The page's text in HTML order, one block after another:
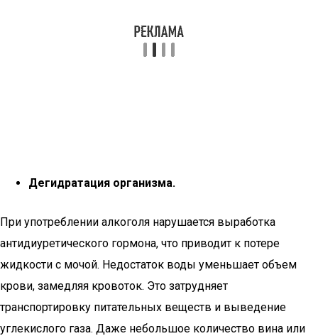
Дегидратация организма.
При употреблении алкоголя нарушается выработка
антидиуретического гормона, что приводит к потере
жидкости с мочой. Недостаток воды уменьшает объем
крови, замедляя кровоток. Это затрудняет
транспортировку питательных веществ и выведение
углекислого газа. Даже небольшое количество вина или